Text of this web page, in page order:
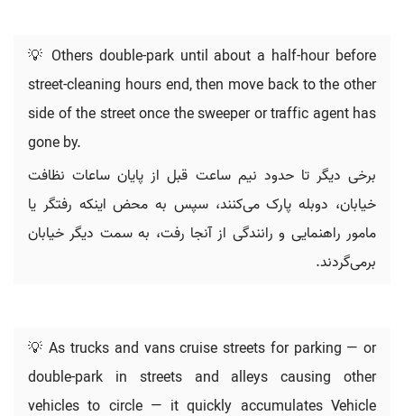
💡 Others double-park until about a half-hour before
street-cleaning hours end, then move back to the other
side of the street once the sweeper or traffic agent has
gone by.
برخی دیگر تا حدود نیم ساعت قبل از پایان ساعات نظافت
خیابان، دوبله پارک می‌کنند، سپس به محض اینکه رفتگر یا
مامور راهنمایی و رانندگی از آنجا رفت، به سمت دیگر خیابان
برمی‌گردند.
💡 As trucks and vans cruise streets for parking — or
double-park in streets and alleys causing other
vehicles to circle — it quickly accumulates Vehicle